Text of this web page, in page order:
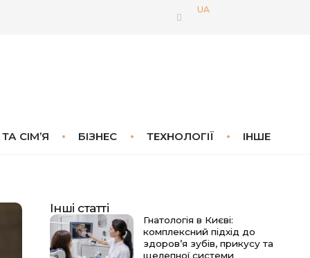
UA
СІМ’Я БІЗНЕС ТЕХНОЛОГІЇ ІНШЕ
Інші статті
Гнатологія в Києві:
комплексний підхід до
здоров’я зубів, прикусу та
щелепної системи